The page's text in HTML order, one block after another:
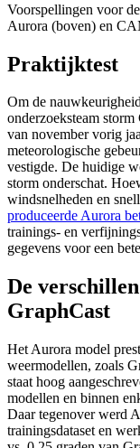
Voorspellingen voor
Aurora (boven) en
Praktijktest
Om de
onderzoeksteam
van november vorig
meteorologische
vestigde. De huidige
storm onderschat.
windsnelheden en
produceerde Aurora
trainings- en
gegevens voor een
De
GraphCast
Het Aurora model
weermodellen, zoals
staat hoog
modellen en binnen
Daar tegenover werd
trainingsdataset en